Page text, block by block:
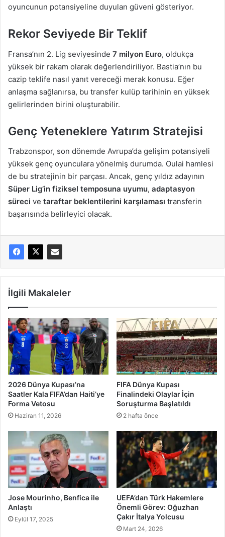
oyuncunun potansiyeline duyulan güveni gösteriyor.
Rekor Seviyede Bir Teklif
Fransa’nın 2. Lig seviyesinde 7 milyon Euro, oldukça
yüksek bir rakam olarak değerlendiriliyor. Bastia’nın bu
cazip teklife nasıl yanıt vereceği merak konusu. Eğer
anlaşma sağlanırsa, bu transfer kulüp tarihinin en yüksek
gelirlerinden birini oluşturabilir.
Genç Yeteneklere Yatırım Stratejisi
Trabzonspor, son dönemde Avrupa’da gelişim potansiyeli
yüksek genç oyunculara yönelmiş durumda. Oulai hamlesi
de bu stratejinin bir parçası. Ancak, genç yıldız adayının
Süper Lig’in fiziksel temposuna uyumu, adaptasyon
süreci ve taraftar beklentilerini karşılaması transferin
başarısında belirleyici olacak.
İlgili Makaleler
2026 Dünya Kupası’na
Saatler Kala FIFA’dan Haiti’ye
Forma Vetosu
Haziran 11, 2026
FIFA Dünya Kupası
Finalindeki Olaylar İçin
Soruşturma Başlatıldı
2 hafta önce
Jose Mourinho, Benfica ile
Anlaştı
Eylül 17, 2025
UEFA’dan Türk Hakemlere
Önemli Görev: Oğuzhan
Çakır İtalya Yolcusu
Mart 24, 2026